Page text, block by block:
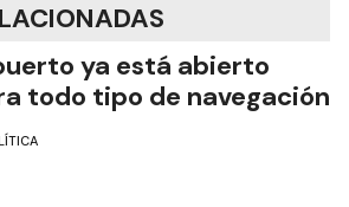
ya está abierto
todo tipo de navegación